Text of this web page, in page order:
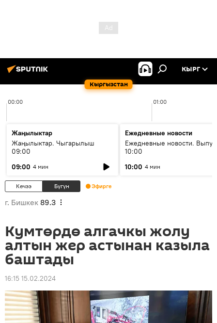
Кыргызстан
КЫРГ
00:00 01:00
Жаңылыктар
Жаңылыктар. Чыгарылыш
09:00
09:00 4 мин
Ежедневные новости
Ежедневные новости.
10:00
10:00 4 мин
Кечээ Бүгүн Эфирге
г. Бишкек 89.3
Кумтөрдө алгачкы жолу
алтын жер астынан казыла
баштады
16:15 15.02.2024